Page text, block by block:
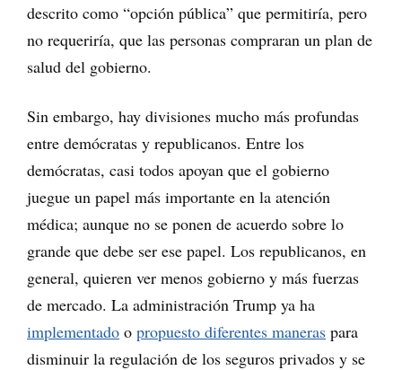
descrito como “opción pública” que permitiría, pero
no requeriría, que las personas compraran un plan de
salud del gobierno.
Sin embargo, hay divisiones mucho más profundas
entre demócratas y republicanos. Entre los
demócratas, casi todos apoyan que el gobierno
juegue un papel más importante en la atención
médica; aunque no se ponen de acuerdo sobre lo
grande que debe ser ese papel. Los republicanos, en
general, quieren ver menos gobierno y más fuerzas
de mercado. La administración Trump ya ha
implementado o propuesto diferentes maneras para
disminuir la regulación de los seguros privados y se